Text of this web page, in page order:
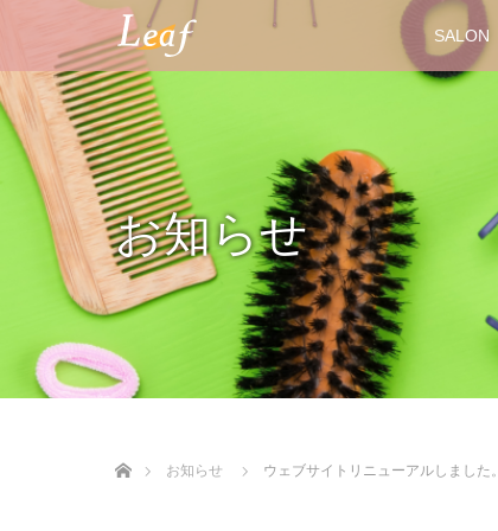
SALON
お知らせ
お知らせ
ウェブサイトリニューアルしました。